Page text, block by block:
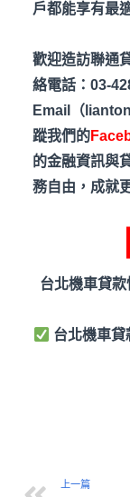
戶都能享有最
歡迎造訪聯通
絡電話：03-
Email（
蹤我們的
的金融資訊與
務自由，成就
台北機車貸
台北機車
上一篇